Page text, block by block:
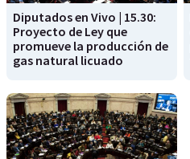
Diputados en Vivo | 15.30:
Proyecto de Ley que
promueve la producción de
gas natural licuado